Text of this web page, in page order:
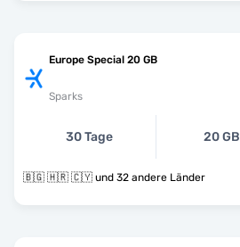
Europe Special 20 GB
Sparks
30 Tage 20 GB
🇧🇬 🇭🇷 🇨🇾 und 32 andere Länder